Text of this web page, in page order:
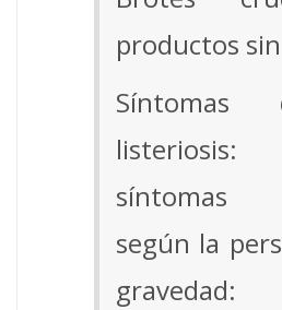
productos
síntomas
según la
gravedad: